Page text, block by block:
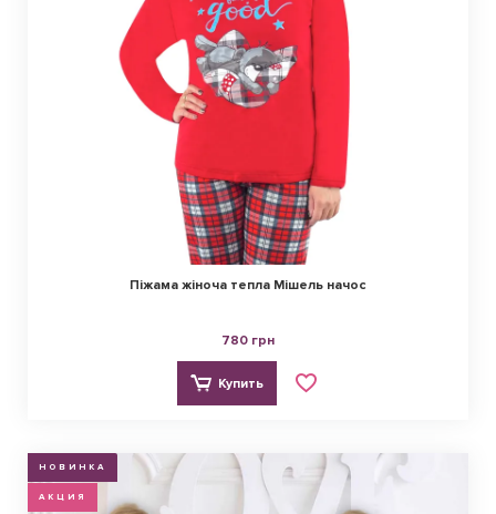
Піжама жіноча тепла Мішель начос
780 грн
Купить
НОВИНКА
АКЦИЯ